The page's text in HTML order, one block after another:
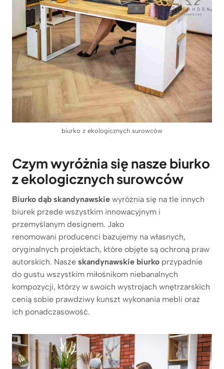
biurko z ekologicznych surowców
Czym wyróżnia się nasze biurko
z ekologicznych surowców
Biurko dąb skandynawskie wyróżnia się na tle innych
biurek przede wszystkim innowacyjnym i
przemyślanym designem. Jako
renomowani producenci bazujemy na własnych,
oryginalnych projektach, które objęte są ochroną praw
autorskich. Nasze skandynawskie biurko przypadnie
do gustu wszystkim miłośnikom niebanalnych
kompozycji, którzy w swoich wystrojach wnętrzarskich
cenią sobie prawdziwy kunszt wykonania mebli oraz
ich ponadczasowość.